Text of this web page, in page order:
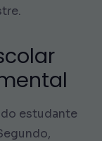
estudante